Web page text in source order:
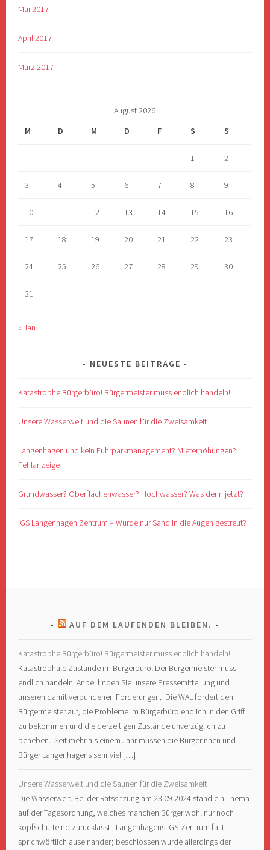
Mai 2017
April 2017
März 2017
August 2026
M
D M D F S S
1 2
3 4 5 6 7 8 9
10 11 12 13 14 15 16
17 18 19 20 21 22 23
24 25 26 27 28 29 30
31
« Jan.
NEUESTE BEITRÄGE
Katastrophe Bürgerbüro! Bürgermeister muss endlich handeln!
Unsere Wasserwelt und die Saunen für die Zweisamkeit
Langenhagen und kein Fuhrparkmanagement? Mieterhöhungen?
Fehlanzeige
Grundwasser? Oberflächenwasser? Hochwasser? Was denn jetzt?
IGS Langenhagen Zentrum – Wurde nur Sand in die Augen gestreut?
AUF DEM LAUFENDEN BLEIBEN.
Katastrophe Bürgerbüro! Bürgermeister muss endlich handeln!
Katastrophale Zustände im Bürgerbüro! Der Bürgermeister muss
endlich handeln. Anbei finden Sie unsere Pressemitteilung und
unseren damit verbundenen Forderungen. Die WAL fordert den
Bürgermeister auf, die Probleme im Bürgerbüro endlich in den Griff
zu bekommen und die derzeitigen Zustände unverzüglich zu
beheben. Seit mehr als einem Jahr müssen die Bürgerinnen und
Bürger Langenhagens sehr viel […]
Unsere Wasserwelt und die Saunen für die Zweisamkeit
Die Wasserwelt. Bei der Ratssitzung am 23.09.2024 stand ein Thema
auf der Tagesordnung, welches manchen Bürger wohl nur noch
kopfschüttelnd zurücklässt. Langenhagens IGS-Zentrum fällt
sprichwörtlich auseinander; beschlossen wurde allerdings der